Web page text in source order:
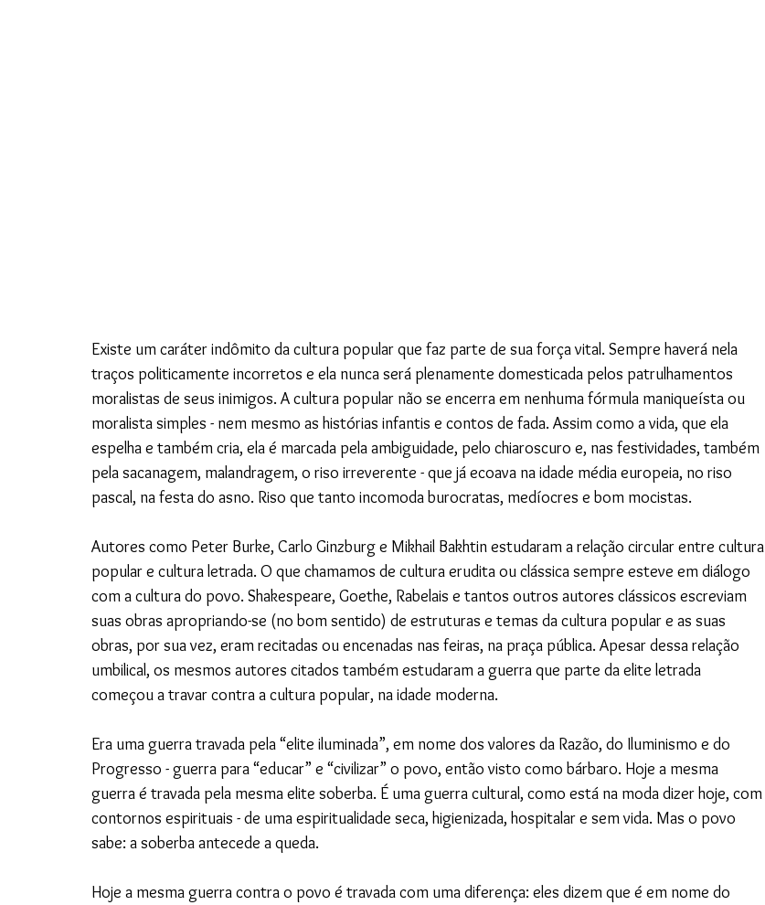
Existe um caráter indômito da cultura popular que faz parte de sua força vital. Sempre haverá nela
traços politicamente incorretos e ela nunca será plenamente domesticada pelos patrulhamentos
moralistas de seus inimigos. A cultura popular não se encerra em nenhuma fórmula maniqueísta ou
moralista simples - nem mesmo as histórias infantis e contos de fada. Assim como a vida, que ela
espelha e também cria, ela é marcada pela ambiguidade, pelo chiaroscuro e, nas festividades, também
pela sacanagem, malandragem, o riso irreverente - que já ecoava na idade média europeia, no riso
pascal, na festa do asno. Riso que tanto incomoda burocratas, medíocres e bom mocistas.
Autores como Peter Burke, Carlo Ginzburg e Mikhail Bakhtin estudaram a relação circular entre cultura
popular e cultura letrada. O que chamamos de cultura erudita ou clássica sempre esteve em diálogo
com a cultura do povo. Shakespeare, Goethe, Rabelais e tantos outros autores clássicos escreviam
suas obras apropriando-se (no bom sentido) de estruturas e temas da cultura popular e as suas
obras, por sua vez, eram recitadas ou encenadas nas feiras, na praça pública. Apesar dessa relação
umbilical, os mesmos autores citados também estudaram a guerra que parte da elite letrada
começou a travar contra a cultura popular, na idade moderna.
Era uma guerra travada pela “elite iluminada”, em nome dos valores da Razão, do Iluminismo e do
Progresso - guerra para “educar” e “civilizar” o povo, então visto como bárbaro. Hoje a mesma
guerra é travada pela mesma elite soberba. É uma guerra cultural, como está na moda dizer hoje, com
contornos espirituais - de uma espiritualidade seca, higienizada, hospitalar e sem vida. Mas o povo
sabe: a soberba antecede a queda.
Hoje a mesma guerra contra o povo é travada com uma diferença: eles dizem que é em nome do